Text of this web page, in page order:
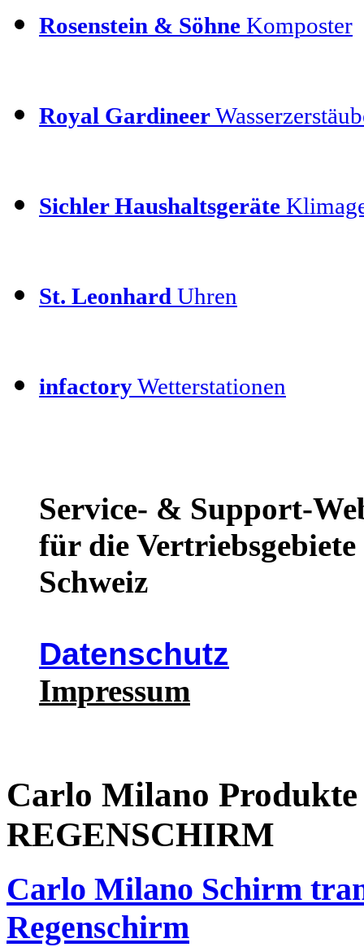
Rosenstein & Söhne Komposter
Royal Gardineer
Sichler Haushaltsgeräte
St. Leonhard Uhren
infactoryWetterstationen
Service- & Support-
für die
Schweiz
Datenschutz
Impressum
Carlo Milano
REGENSCHIRM
Carlo Milano Schirm
Regenschirm